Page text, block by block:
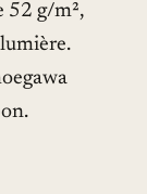
52 g/m²,